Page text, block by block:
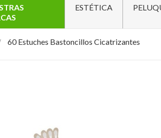
ESTÉTICA
60 Estuches Bastoncillos Cicatrizantes